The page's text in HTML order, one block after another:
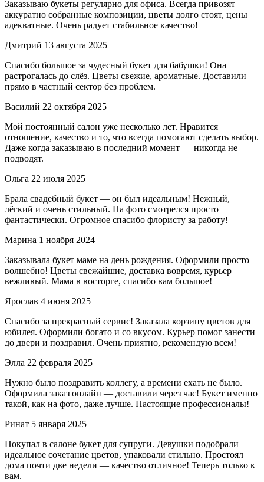
Заказываю букеты регулярно для офиса. Всегда привозят
аккуратно собранные композиции, цветы долго стоят, цены
адекватные. Очень радует стабильное качество!
Дмитрий 13 августа 2025
Спасибо большое за чудесный букет для бабушки! Она
растрогалась до слёз. Цветы свежие, ароматные. Доставили
прямо в частный сектор без проблем.
Василий 22 октября 2025
Мой постоянный салон уже несколько лет. Нравится
отношение, качество и то, что всегда помогают сделать выбор.
Даже когда заказываю в последний момент — никогда не
подводят.
Ольга 22 июля 2025
Брала свадебный букет — он был идеальным! Нежный,
лёгкий и очень стильный. На фото смотрелся просто
фантастически. Огромное спасибо флористу за работу!
Марина 1 ноября 2024
Заказывала букет маме на день рождения. Оформили просто
волшебно! Цветы свежайшие, доставка вовремя, курьер
вежливый. Мама в восторге, спасибо вам большое!
Ярослав 4 июня 2025
Спасибо за прекрасный сервис! Заказала корзину цветов для
юбилея. Оформили богато и со вкусом. Курьер помог занести
до двери и поздравил. Очень приятно, рекомендую всем!
Элла 22 февраля 2025
Нужно было поздравить коллегу, а времени ехать не было.
Оформила заказ онлайн — доставили через час! Букет именно
такой, как на фото, даже лучше. Настоящие профессионалы!
Ринат 5 января 2025
Покупал в салоне букет для супруги. Девушки подобрали
идеальное сочетание цветов, упаковали стильно. Простоял
дома почти две недели — качество отличное! Теперь только к
вам.